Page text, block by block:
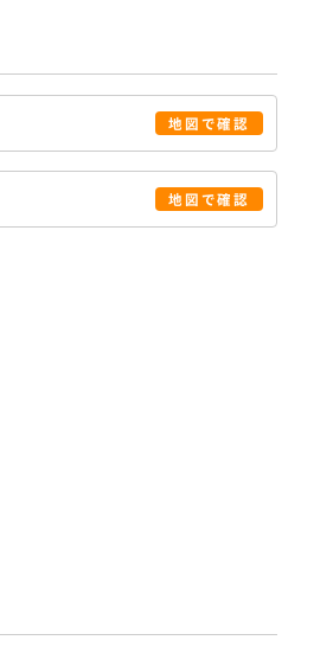
地図で確認
地図で確認